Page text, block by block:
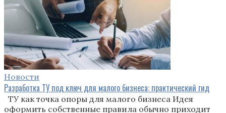
Новости
Разработка ТУ под ключ для малого бизнеса: практический гид
ТУ как точка опоры для малого бизнеса Идея
оформить собственные правила обычно приходит